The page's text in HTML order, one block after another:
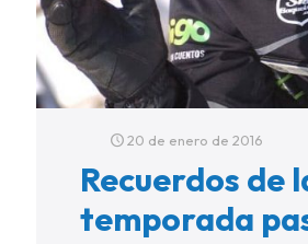
20 de enero de 2016
Recuerdos de
temporada